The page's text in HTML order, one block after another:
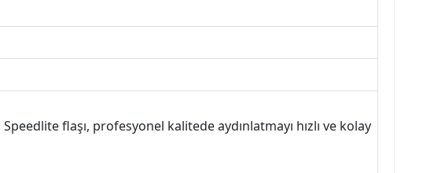
flaşı, profesyonel kalitede aydınlatmayı hızlı ve kolay